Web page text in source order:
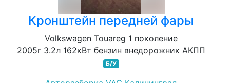
Кронштейн передней фары
Volkswagen Touareg 1 поколение
2005г 3.2л 162кВт бензин внедорожник АКПП
Б/У